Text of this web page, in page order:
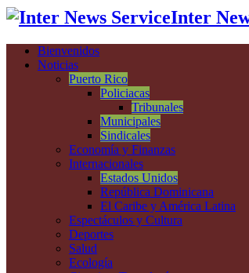
Inter
Bienvenidos
Noticias
Puerto Rico
Policiacas
Tribunales
Municipales
Sindicales
Economía y Finanzas
Internacionales
Estados Unidos
República Dominicana
El Caribe y América Latina
Espectáculos y Cultura
Deportes
Salud
Ecología